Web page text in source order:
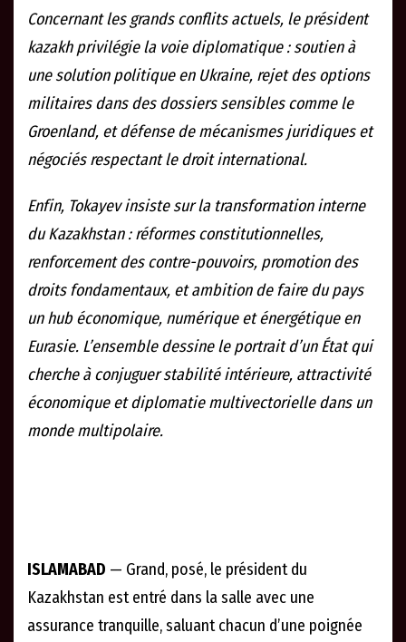
Concernant les grands conflits actuels, le président
kazakh privilégie la voie diplomatique : soutien à
une solution politique en Ukraine, rejet des options
militaires dans des dossiers sensibles comme le
Groenland, et défense de mécanismes juridiques et
négociés respectant le droit international.
Enfin, Tokayev insiste sur la transformation interne
du Kazakhstan : réformes constitutionnelles,
renforcement des contre-pouvoirs, promotion des
droits fondamentaux, et ambition de faire du pays
un hub économique, numérique et énergétique en
Eurasie. L’ensemble dessine le portrait d’un État qui
cherche à conjuguer stabilité intérieure, attractivité
économique et diplomatie multivectorielle dans un
monde multipolaire.
ISLAMABAD — Grand, posé, le président du
Kazakhstan est entré dans la salle avec une
assurance tranquille, saluant chacun d’une poignée